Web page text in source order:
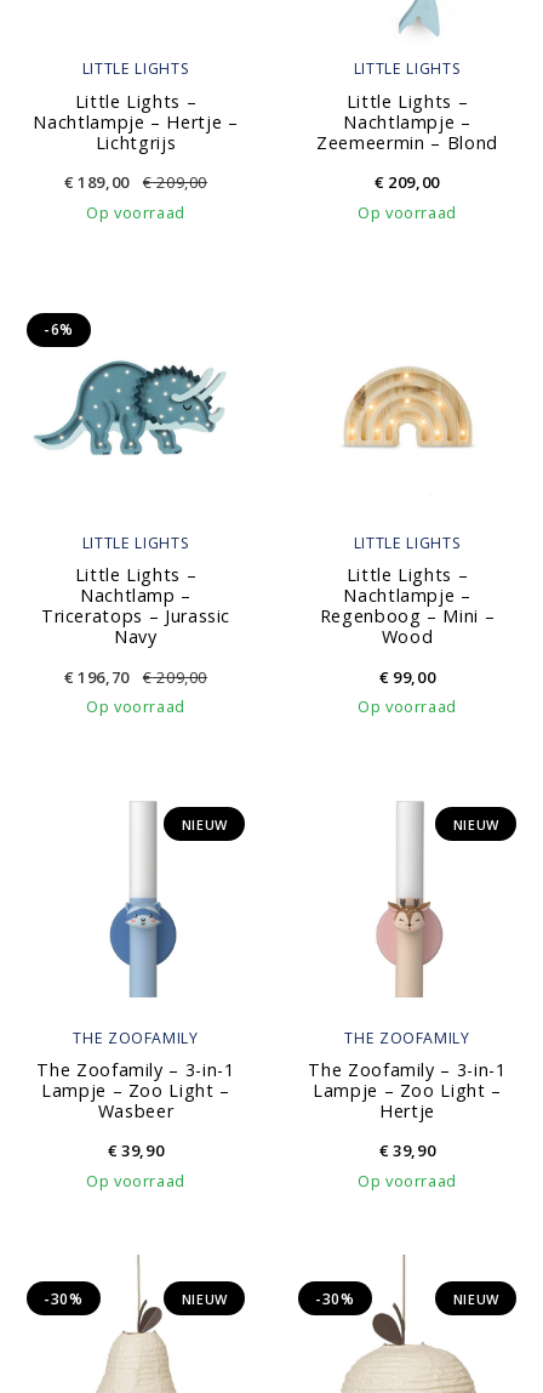
LITTLE LIGHTS
Little Lights –
Nachtlampje – Hertje –
Lichtgrijs
€ 189,00 €209,00
Op voorraad
LITTLE LIGHTS
Little Lights –
Nachtlampje –
Zeemeermin – Blond
€209,00
Op voorraad
LITTLE LIGHTS
Little Lights –
Nachtlamp –
Triceratops – Jurassic
Navy
€ 196,70 €209,00
-6%
Op voorraad
LITTLE LIGHTS
Little Lights –
Nachtlampje –
Regenboog – Mini –
Wood
€99,00
Op voorraad
THE ZOOFAMILY
The Zoofamily – 3-in-1
Lampje – Zoo Light –
Wasbeer
NIEUW
€39,90
Op voorraad
THE ZOOFAMILY
The Zoofamily – 3-in-1
Lampje – Zoo Light –
Hertje
NIEUW
€39,90
Op voorraad
NIEUW
-30% NIEUW
-30%